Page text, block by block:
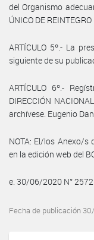
del Organismo
ÚNICO DE REINTEGRO
ARTÍCULO 5º.- La
siguiente de su
ARTÍCULO 6º.-
DIRECCIÓN
archívese. Eugenio
NOTA: El/los Anexo/s
en la edición web del
e. 30/06/2020 N°
Fecha de publicación